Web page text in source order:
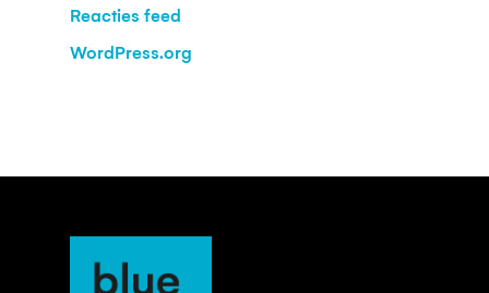
Reacties feed
WordPress.org